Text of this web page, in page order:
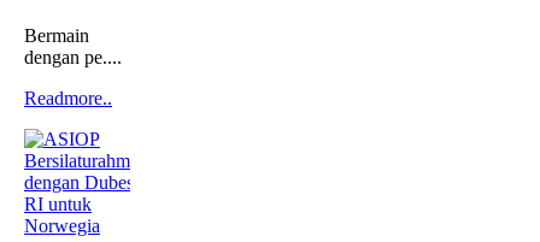
Bermain
dengan pe....
Readmore..